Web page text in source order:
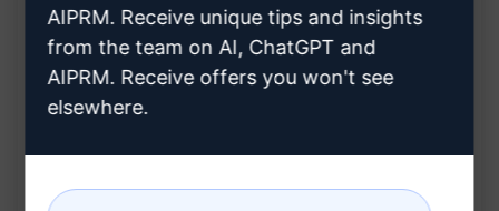
Jellemzők:
Különböző üzleti ötletek listája
AIPRM. Receive unique tips and insights
from the team on AI, ChatGPT and
AIPRM. Receive offers you won't see
elsewhere.